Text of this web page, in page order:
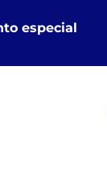
especial